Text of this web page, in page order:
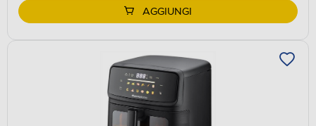
AGGIUNGI